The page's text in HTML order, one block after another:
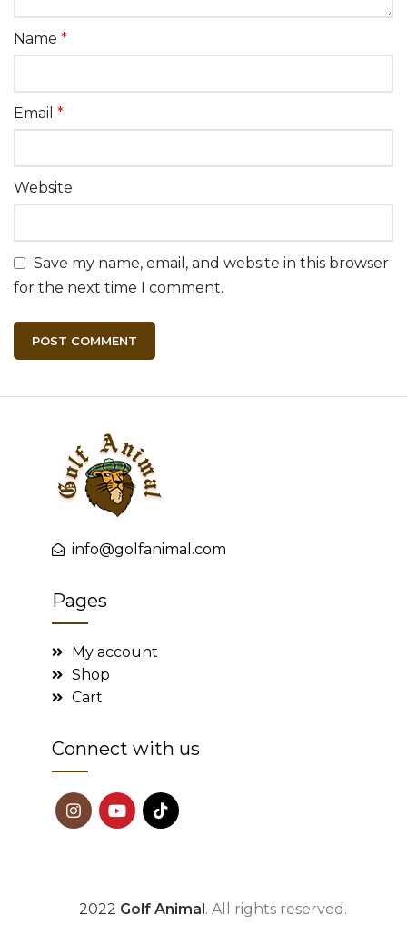
Name *
Email *
Website
Save my name, email, and website in this browser
for the next time I comment.
info@golfanimal.com
Pages
My account
Shop
Cart
Connect with us
2022 Golf Animal . All rights reserved.